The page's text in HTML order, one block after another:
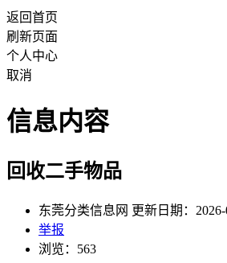
返回首页
刷新页面
个人中心
取消
信息内容
回收二手物品
东莞分类信息网 更新日期：2026-
举报
浏览：563